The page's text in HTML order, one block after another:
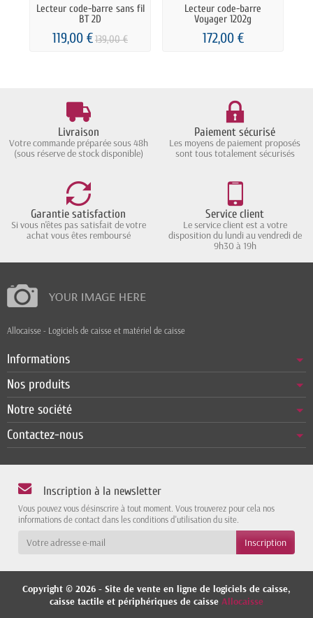
Lecteur code-barre sans fil
BT 2D
119,00 €139,00 €
Lecteur code-barre
Voyager 1202g
172,00 €
Livraison
Votre commande préparée sous 48h
(sous réserve de stock disponible)
Paiement sécurisé
Les moyens de paiement proposés
sont tous totalement sécurisés
Garantie satisfaction
Si vous n'êtes pas satisfait de votre
achat vous êtes remboursé
Service client
Le service client est a votre
disposition du lundi au vendredi de
9h30 à 19h
Allocaisse - Logiciels de caisse et matériel de caisse
Informations
Nos produits
Notre société
Contactez-nous
Inscription à la newsletter
Vous pouvez vous désinscrire à tout moment. Vous trouverez pour cela nos
informations de contact dans les conditions d'utilisation du site.
Copyright © 2026 - Site de vente en ligne de logiciels de caisse,
caisse tactile et périphériques de caisse Allocaisse